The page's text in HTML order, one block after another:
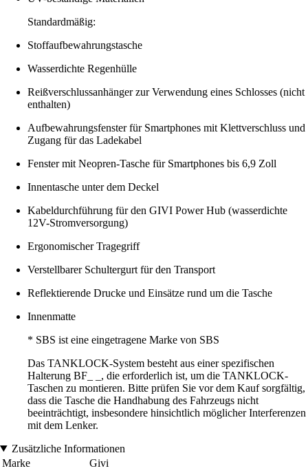
Standardmäßig:
Stoffaufbewahrungstasche
Wasserdichte Regenhülle
Reißverschlussanhänger zur Verwendung eines Schlosses (nicht
enthalten)
Aufbewahrungsfenster für Smartphones mit Klettverschluss und
Zugang für das Ladekabel
Fenster mit Neopren-Tasche für Smartphones bis 6,9 Zoll
Innentasche unter dem Deckel
Kabeldurchführung für den GIVI Power Hub (wasserdichte
12V-Stromversorgung)
Ergonomischer Tragegriff
Verstellbarer Schultergurt für den Transport
Reflektierende Drucke und Einsätze rund um die Tasche
Innenmatte
* SBS ist eine eingetragene Marke von SBS
Das TANKLOCK-System besteht aus einer spezifischen
Halterung BF_ _, die erforderlich ist, um die TANKLOCK-
Taschen zu montieren. Bitte prüfen Sie vor dem Kauf sorgfältig,
dass die Tasche die Handhabung des Fahrzeugs nicht
beeinträchtigt, insbesondere hinsichtlich möglicher Interferenzen
mit dem Lenker.
Zusätzliche Informationen
Marke
Givi